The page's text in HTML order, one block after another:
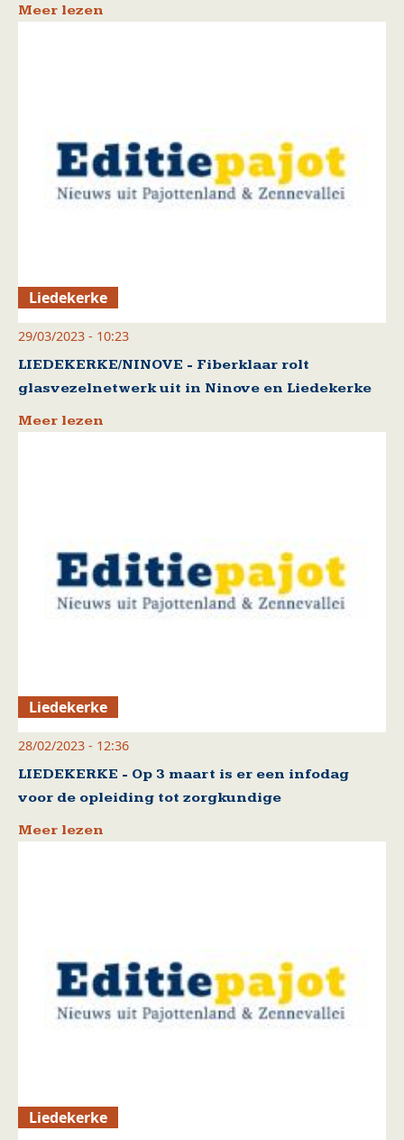
Meer lezen
Liedekerke
29/03/2023 - 10:23
LIEDEKERKE/NINOVE - Fiberklaar rolt
glasvezelnetwerk uit in Ninove en Liedekerke
Meer lezen
Liedekerke
28/02/2023 - 12:36
LIEDEKERKE - Op 3 maart is er een infodag
voor de opleiding tot zorgkundige
Meer lezen
Liedekerke